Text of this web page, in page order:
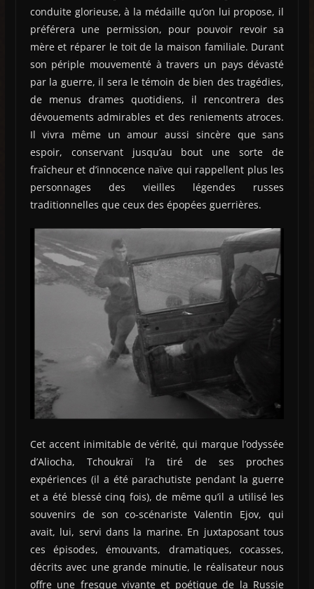
conduite glorieuse, à la médaille qu’on lui propose, il
préférera une permission, pour pouvoir revoir sa
mère et réparer le toit de la maison familiale. Durant
son périple mouvementé à travers un pays dévasté
par la guerre, il sera le témoin de bien des tragédies,
de menus drames quotidiens, il rencontrera des
dévouements admirables et des reniements atroces.
Il vivra même un amour aussi sincère que sans
espoir, conservant jusqu’au bout une sorte de
fraîcheur et d’innocence naïve qui rappellent plus les
personnages des vieilles légendes russes
traditionnelles que ceux des épopées guerrières.
Cet accent inimitable de vérité, qui marque l’odyssée
d’Aliocha, Tchoukraï l’a tiré de ses proches
expériences (il a été parachutiste pendant la guerre
et a été blessé cinq fois), de même qu’il a utilisé les
souvenirs de son co-scénariste Valentin Ejov, qui
avait, lui, servi dans la marine. En juxtaposant tous
ces épisodes, émouvants, dramatiques, cocasses,
décrits avec une grande minutie, le réalisateur nous
offre une fresque vivante et poétique de la Russie